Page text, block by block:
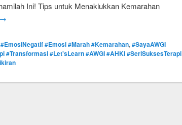
Ini! Tips untuk Menaklukkan Kemarahan
→
#EmosiNegatif #Emosi #Marah #Kemarahan, #SayaAWGI
#Transformasi #Let'sLearn #AWGI #AHKI #SeriSuksesTerapi